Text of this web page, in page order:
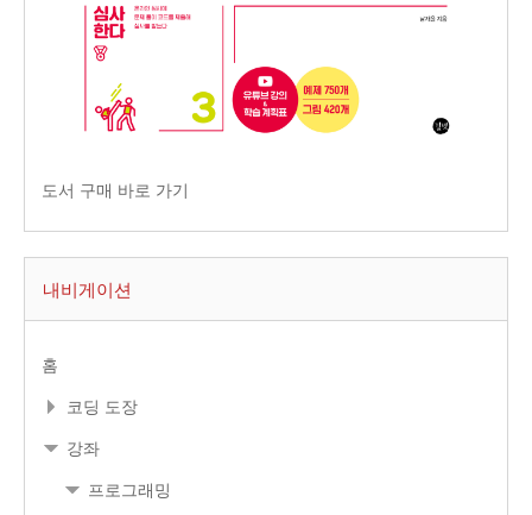
도서 구매 바로 가기
내비게이션
홈
코딩 도장
강좌
프로그래밍